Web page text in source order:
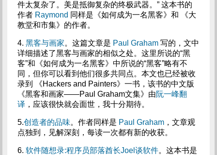
件太复杂了。美是抵御复杂的终极武器。” 这本书的
作者 Raymond 同样是《如何成为一名黑客》和 《大
教堂和市集》的作者。
4. 黑客与画家。这篇文章是 Paul Graham写的，文中
详细描述了黑客与画家的相似之处。这里所说的“黑
客”和《如何成为一名黑客》中所说的“黑客”略有不
同，但你可以看到他们很多共同点。本文也已经被收
录到 《Hackers and Painters》一书，该书的中文版
《黑客和画家——Paul Graham文集》由阮一峰翻
译 ，应该很快就会面世，我十分期待。
5.创造者的品味。作者同样是 Paul Graham，文章观
点独到，见解深刻，每读一次都有新的收获。
6. 软件随想录:程序员部落酋长Joel谈软件。这本书是